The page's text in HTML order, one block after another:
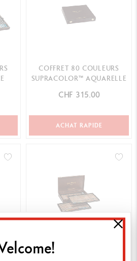
COFFRET 80 COULEURS
SUPRACOLOR™ AQUARELLE
CHF 315.00
ACHAT RAPIDE
COFFRET 76 CRAYONS DE
COULEUR LUMINANCE